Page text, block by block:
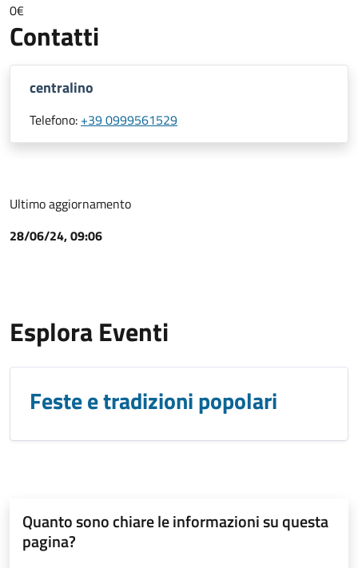
0€
Contatti
centralino
Telefono: +39 0999561529
Ultimo aggiornamento
28/06/24, 09:06
Esplora Eventi
Feste e tradizioni popolari
Quanto sono chiare le informazioni su questa
pagina?